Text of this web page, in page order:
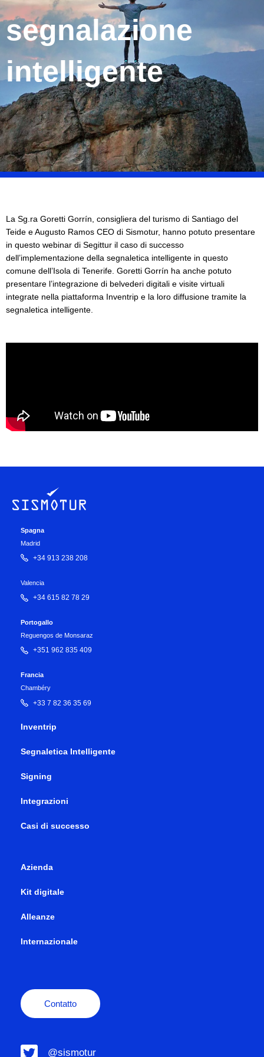
segnalazione
intelligente
La Sg.ra Goretti Gorrín, consigliera del turismo di Santiago del
Teide e Augusto Ramos CEO di Sismotur, hanno potuto presentare
in questo webinar di Segittur il caso di successo
dell’implementazione della segnaletica intelligente in questo
comune dell’Isola di Tenerife. Goretti Gorrín ha anche potuto
presentare l’integrazione di belvederi digitali e visite virtuali
integrate nella piattaforma Inventrip e la loro diffusione tramite la
segnaletica intelligente.
Spagna
Madrid
+34 913 238 208
Valencia
+34 615 82 78 29
Portogallo
Reguengos de Monsaraz
+351 962 835 409
Francia
Chambéry
+33 7 82 36 35 69
Inventrip
Segnaletica Intelligente
Signing
Integrazioni
Casi di successo
Azienda
Kit digitale
Alleanze
Internazionale
Contatto
@sismotur